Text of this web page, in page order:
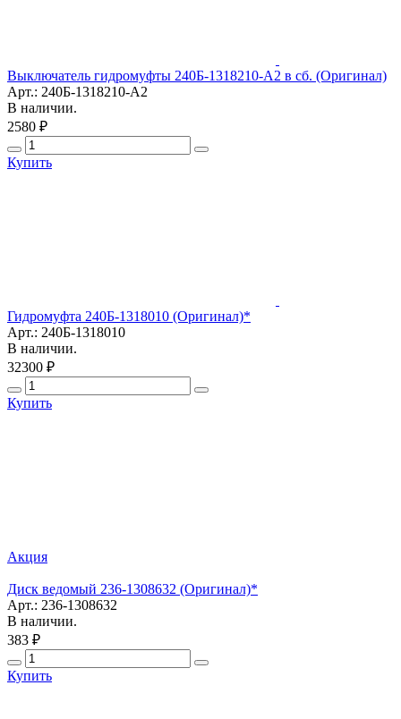
Выключатель гидромуфты 240Б-1318210-А2 в сб. (Оригинал)
Арт.: 240Б-1318210-А2
В наличии.
2580 ₽
Купить
Гидромуфта 240Б-1318010 (Оригинал)*
Арт.: 240Б-1318010
В наличии.
32300 ₽
Купить
Акция
Диск ведомый 236-1308632 (Оригинал)*
Арт.: 236-1308632
В наличии.
383 ₽
Купить